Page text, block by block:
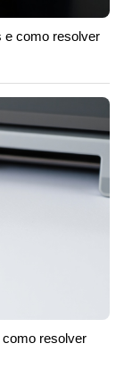
e como resolver
resolver